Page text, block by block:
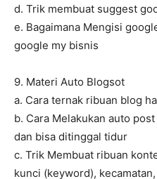
d. Trik membuat suggest
e. Bagaimana Mengisi
google my bisnis
9. Materi Auto Blogsot
a. Cara ternak ribuan blog
b. Cara Melakukan auto
dan bisa ditinggal tidur
c. Trik Membuat ribuan
kunci (keyword),